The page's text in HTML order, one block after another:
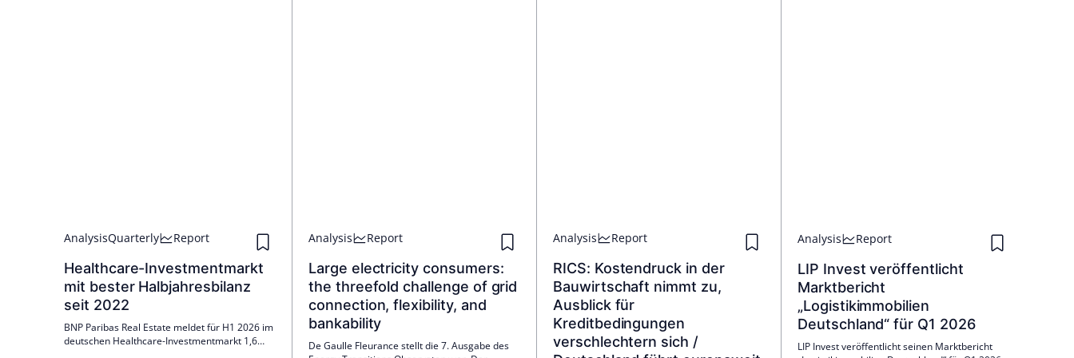
AnalysisQuarterly Report
Healthcare-Investmentmarkt
mit bester Halbjahresbilanz
seit 2022
BNP Paribas Real Estate meldet für H1 2026 im
deutschen Healthcare-Investmentmarkt 1,6
Analysis Report
Large electricity consumers:
the threefold challenge of grid
connection, flexibility, and
bankability
De Gaulle Fleurance stellt die 7. Ausgabe des
Analysis Report
RICS: Kostendruck in der
Bauwirtschaft nimmt zu,
Ausblick für
Kreditbedingungen
verschlechtern sich /
Analysis Report
LIP Invest veröffentlicht
Marktbericht
„Logistikimmobilien
Deutschland“ für Q1 2026
LIP Invest veröffentlicht seinen Marktbericht